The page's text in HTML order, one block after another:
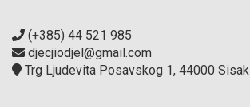
(+385) 44 521 985
djecjiodjel@gmail.com
Trg Ljudevita Posavskog 1, 44000 Sisak